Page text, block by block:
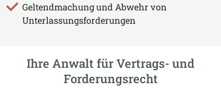
Geltendmachung und Abwehr von
Unterlassungsforderungen
Ihre Anwalt für Vertrags- und
Forderungsrecht